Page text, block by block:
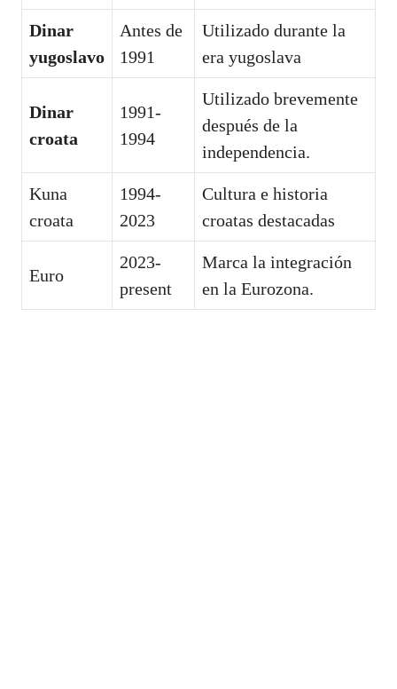
Dinar
yugoslavo
Antes de
1991
Utilizado durante la
era yugoslava
Dinar
croata
1991-
1994
Utilizado brevemente
después de la
independencia.
Kuna
croata
1994-
2023
Cultura e historia
croatas destacadas
Euro
2023-
present
Marca la integración
en la Eurozona.